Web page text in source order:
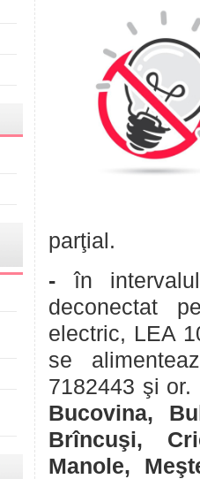
parţial.
- în
deconectat
electric, LEA
se
7182443 şi
Bucovina,
Brîncuşi,
Manole,